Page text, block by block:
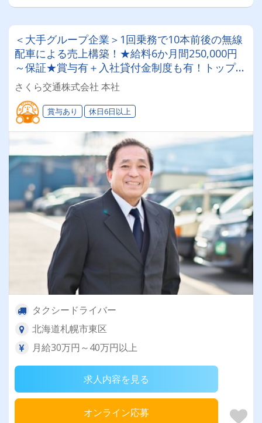
＜大手グループ企業＞1回乗務で10本前後の無線
配車による売上構築！★給料6か月間250,000円
～保証★賞与有＋入社貸付金制度も有！トップド
ライバーは年収500万円～700万円◎未経験者応
募OKのタクシー会社
さくら交通株式会社 本社
賞与あり 休日6日以上
タクシードライバー
北海道札幌市東区
月給30万円～40万円以上
求人内容を見る
オンライン応募